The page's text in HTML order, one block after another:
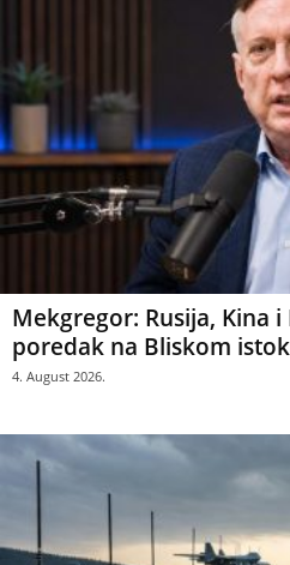
Mekgregor: Rusija, Kina
poredak na Bliskom
4. August 2026.